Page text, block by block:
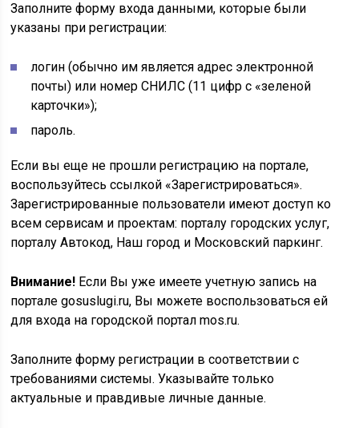
Заполните форму входа данными, которые были
указаны при регистрации:
логин (обычно им является адрес электронной
почты) или номер СНИЛС (11 цифр с «зеленой
карточки»);
пароль.
Если вы еще не прошли регистрацию на портале,
воспользуйтесь ссылкой «Зарегистрироваться».
Зарегистрированные пользователи имеют доступ ко
всем сервисам и проектам: порталу городских услуг,
порталу Автокод, Наш город и Московский паркинг.
Внимание! Если Вы уже имеете учетную запись на
портале gosuslugi.ru, Вы можете воспользоваться ей
для входа на городской портал mos.ru.
Заполните форму регистрации в соответствии с
требованиями системы. Указывайте только
актуальные и правдивые личные данные.